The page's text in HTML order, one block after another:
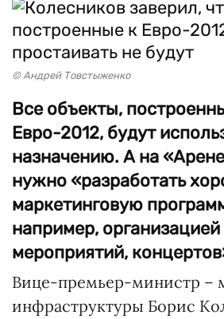
© Андрей Товстыженко
Все объекты,
Евро-2012, будут
назначению. А на
нужно «разработать
маркетинговую
например,
мероприятий,
Вице-премьер-министр –
инфраструктуры Борис